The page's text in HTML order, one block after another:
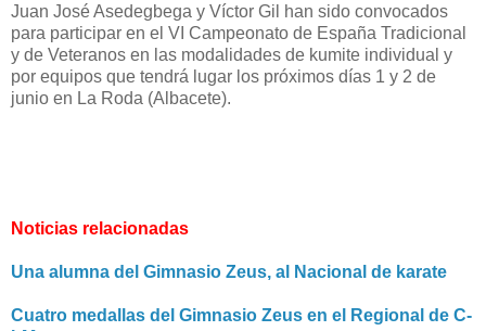
Juan José Asedegbega y Víctor Gil han sido convocados
para participar en el VI Campeonato de España Tradicional
y de Veteranos en las modalidades de kumite individual y
por equipos que tendrá lugar los próximos días 1 y 2 de
junio en La Roda (Albacete).
Noticias relacionadas
Una alumna del Gimnasio Zeus, al Nacional de karate
Cuatro medallas del Gimnasio Zeus en el Regional de C-